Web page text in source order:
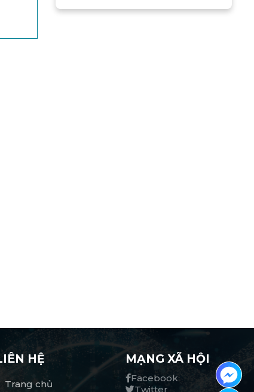
HỆ
Trang chủ
MẠNG XÃ HỘI
Facebook
Twitter